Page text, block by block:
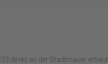
direkt an der Stadtmauer